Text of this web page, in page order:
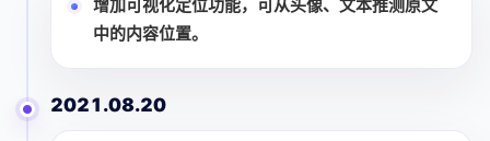
增加可视化定位功能，可从头像、文本推测原文
中的内容位置。
2021.08.20